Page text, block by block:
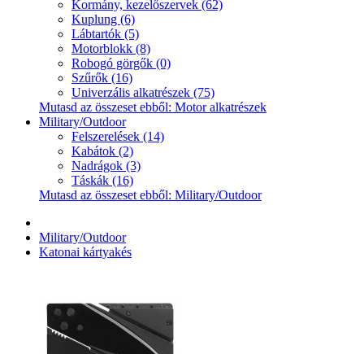
Kormány, kezelőszervek (62)
Kuplung (6)
Lábtartók (5)
Motorblokk (8)
Robogó görgők (0)
Szűrők (16)
Univerzális alkatrészek (75)
Mutasd az összeset ebből: Motor alkatrészek
Military/Outdoor
Felszerelések (14)
Kabátok (2)
Nadrágok (3)
Táskák (16)
Mutasd az összeset ebből: Military/Outdoor
Military/Outdoor
Katonai kártyakés